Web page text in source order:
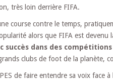
très loin derrière FIFA.
course contre le temps,
alors que FIFA est devenu
succès dans des
clubs de foot de la planète,
de faire entendre sa voix face à